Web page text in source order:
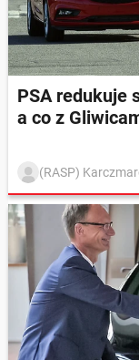
PSA redukuje
a co z
(RASP)